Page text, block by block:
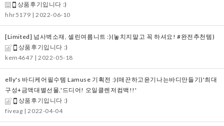
상품후기입니다 :)
hhr5179 | 2022-06-10
[Limited] 넘사벽소재, 셀린여름니트 :)(놓치지말고 꼭 하셔요! #완전추천템)
상품후기입니다 :)
kem4647 | 2022-05-18
elly's 바디케어필수템 Lamuse 기획전 :)(매끈하고윤기나는바디만들기)'최대
구성+금액대별선물,'드디어! 오일클렌저컴백!!'
상품후기입니다 :)
fiveag | 2022-04-04